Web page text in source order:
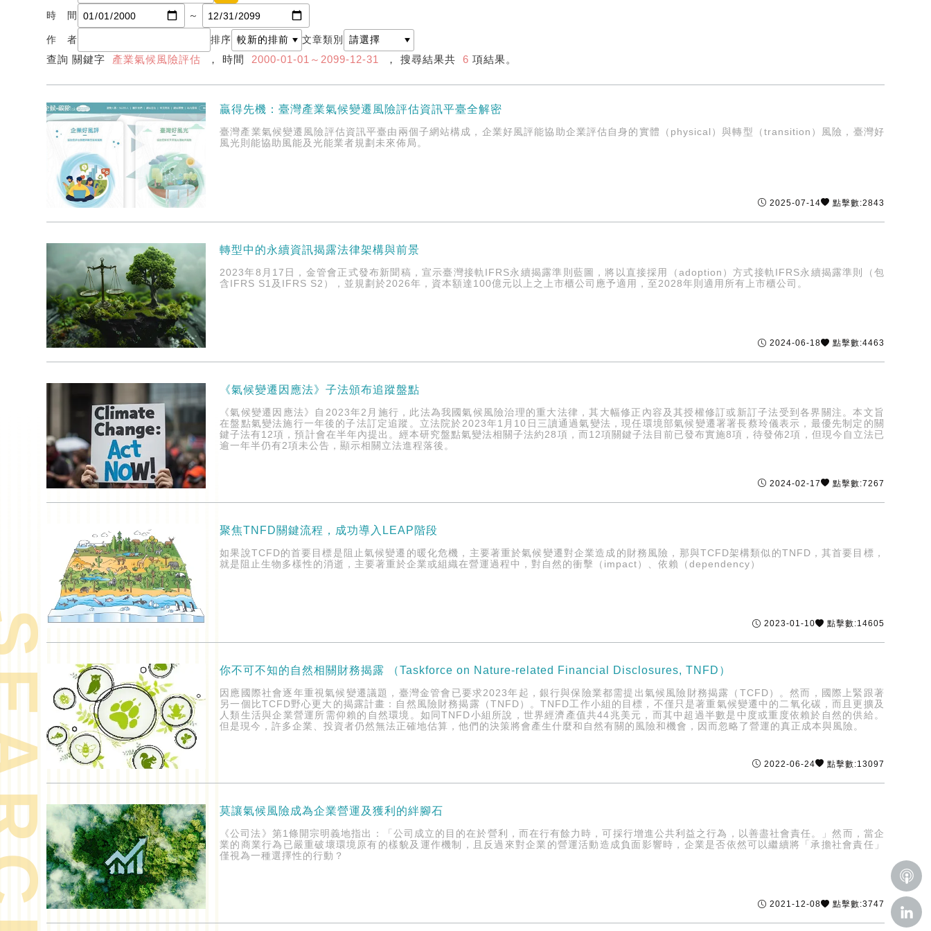
時 間 ～
作 者 排序 文章類別
查詢 關鍵字 產業氣候風險評估 ， 時間 2000-01-01～2099-12-31 ， 搜尋結果共6 項結果。
贏得先機：臺灣產業氣候變遷風險評估資訊平臺全解密
臺灣產業氣候變遷風險評估資訊平臺由兩個子網站構成，企業好風評能協助企業評估自身的實體（physical）與轉型（transition）風險，臺灣好
風光則能協助風能及光能業者規劃未來佈局。
2025-07-14 點擊數:2843
轉型中的永續資訊揭露法律架構與前景
2023年8月17日，金管會正式發布新聞稿，宣示臺灣接軌IFRS永續揭露準則藍圖，將以直接採用（adoption）方式接軌IFRS永續揭露準則（包
含IFRS S1及IFRS S2），並規劃於2026年，資本額達100億元以上之上市櫃公司應予適用，至2028年則適用所有上市櫃公司。
2024-06-18 點擊數:4463
《氣候變遷因應法》子法頒布追蹤盤點
《氣候變遷因應法》自2023年2月施行，此法為我國氣候風險治理的重大法律，其大幅修正內容及其授權修訂或新訂子法受到各界關注。本文旨
在盤點氣變法施行一年後的子法訂定追蹤。立法院於2023年1月10日三讀通過氣變法，現任環境部氣候變遷署署長蔡玲儀表示，最優先制定的關
鍵子法有12項，預計會在半年內提出。經本研究盤點氣變法相關子法約28項，而12項關鍵子法目前已發布實施8項，待發佈2項，但現今自立法已
逾一年半仍有2項未公告，顯示相關立法進程落後。
2024-02-17 點擊數:7267
聚焦TNFD關鍵流程，成功導入LEAP階段
如果說TCFD的首要目標是阻止氣候變遷的暖化危機，主要著重於氣候變遷對企業造成的財務風險，那與TCFD架構類似的TNFD，其首要目標，
就是阻止生物多樣性的消逝，主要著重於企業或組織在營運過程中，對自然的衝擊（impact）、依賴（dependency）
2023-01-10 點擊數:14605
你不可不知的自然相關財務揭露 （Taskforce on Nature-related Financial Disclosures, TNFD）
因應國際社會逐年重視氣候變遷議題，臺灣金管會已要求2023年起，銀行與保險業都需提出氣候風險財務揭露（TCFD）。然而，國際上緊跟著
另一個比TCFD野心更大的揭露計畫：自然風險財務揭露（TNFD）。TNFD工作小組的目標，不僅只是著重氣候變遷中的二氧化碳，而且更擴及
人類生活與企業營運所需仰賴的自然環境。如同TNFD小組所說，世界經濟產值共44兆美元，而其中超過半數是中度或重度依賴於自然的供給。
但是現今，許多企業、投資者仍然無法正確地估算，他們的決策將會產生什麼和自然有關的風險和機會，因而忽略了營運的真正成本與風險。
2022-06-24 點擊數:13097
莫讓氣候風險成為企業營運及獲利的絆腳石
《公司法》第1條開宗明義地指出：「公司成立的目的在於營利，而在行有餘力時，可採行增進公共利益之行為，以善盡社會責任。」然而，當企
業的商業行為已嚴重破壞環境原有的樣貌及運作機制，且反過來對企業的營運活動造成負面影響時，企業是否依然可以繼續將「承擔社會責任」
僅視為一種選擇性的行動？
2021-12-08 點擊數:3747